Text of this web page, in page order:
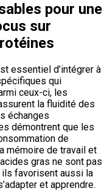
pour une
sur
essentiel d’intégrer à
qui
ceux-ci, les
la fluidité des
échanges
démontrent que les
de
mémoire de travail et
gras ne sont pas
favorisent aussi la
et apprendre.